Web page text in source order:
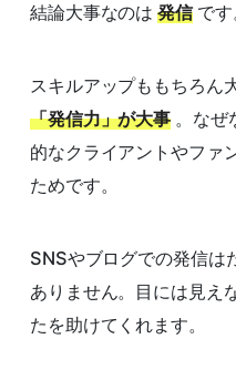
結論大事なのは発信です
スキルアップももちろん
「発信力」が大事 。なぜ
的なクライアントやファ
ためです。
SNSやブログでの発信は
ありません。目には見え
たを助けてくれます。